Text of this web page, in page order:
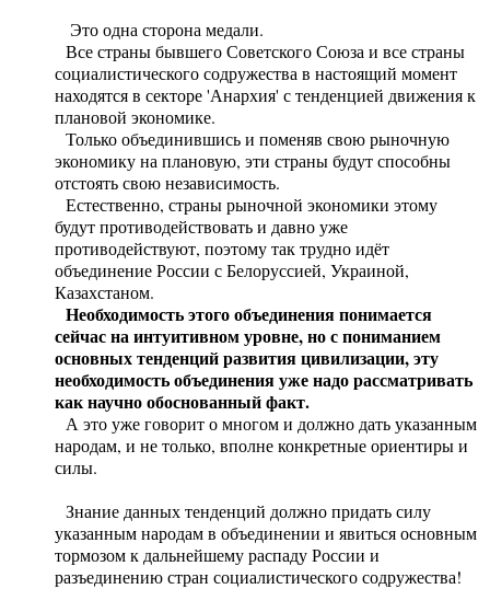
Это одна сторона медали.
Все страны бывшего Советского Союза и все страны
социалистического содружества в настоящий момент
находятся в секторе 'Анархия' с тенденцией движения к
плановой экономике.
Только объединившись и поменяв свою рыночную
экономику на плановую, эти страны будут способны
отстоять свою независимость.
Естественно, страны рыночной экономики этому
будут противодействовать и давно уже
противодействуют, поэтому так трудно идёт
объединение России с Белоруссией, Украиной,
Казахстаном.
Необходимость этого объединения понимается
сейчас на интуитивном уровне, но с пониманием
основных тенденций развития цивилизации, эту
необходимость объединения уже надо рассматривать
как научно обоснованный факт.
А это уже говорит о многом и должно дать указанным
народам, и не только, вполне конкретные ориентиры и
силы.
Знание данных тенденций должно придать силу
указанным народам в объединении и явиться основным
тормозом к дальнейшему распаду России и
разъединению стран социалистического содружества!